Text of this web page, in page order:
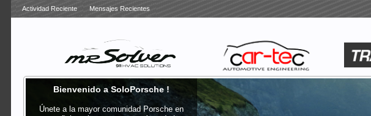
Bienvenido a SoloPorsche !
Únete a la mayor comunidad Porsche en
Actividad Reciente Mensajes Recientes